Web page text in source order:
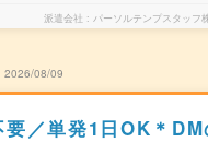
派遣会社 パーソルテンプスタッフ
2026/08/09
要／単発1日OK＊